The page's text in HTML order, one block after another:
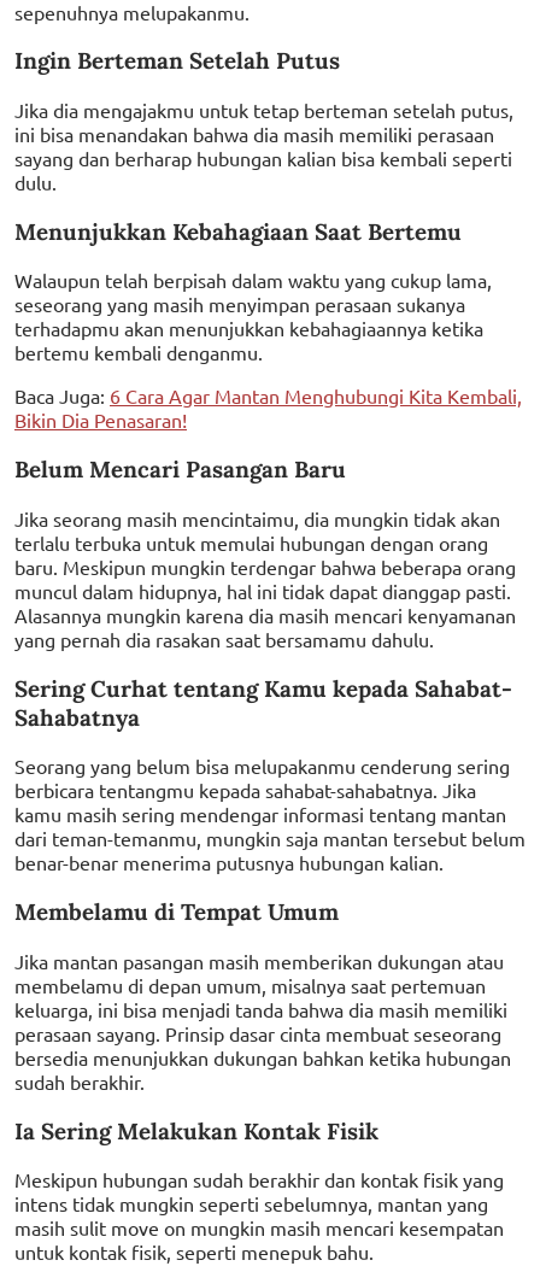
sepenuhnya melupakanmu.
Ingin Berteman Setelah Putus
Jika dia mengajakmu untuk tetap berteman setelah putus,
ini bisa menandakan bahwa dia masih memiliki perasaan
sayang dan berharap hubungan kalian bisa kembali seperti
dulu.
Menunjukkan Kebahagiaan Saat Bertemu
Walaupun telah berpisah dalam waktu yang cukup lama,
seseorang yang masih menyimpan perasaan sukanya
terhadapmu akan menunjukkan kebahagiaannya ketika
bertemu kembali denganmu.
Baca Juga: 6 Cara Agar Mantan Menghubungi Kita Kembali,
Bikin Dia Penasaran!
Belum Mencari Pasangan Baru
Jika seorang masih mencintaimu, dia mungkin tidak akan
terlalu terbuka untuk memulai hubungan dengan orang
baru. Meskipun mungkin terdengar bahwa beberapa orang
muncul dalam hidupnya, hal ini tidak dapat dianggap pasti.
Alasannya mungkin karena dia masih mencari kenyamanan
yang pernah dia rasakan saat bersamamu dahulu.
Sering Curhat tentang Kamu kepada Sahabat-
Sahabatnya
Seorang yang belum bisa melupakanmu cenderung sering
berbicara tentangmu kepada sahabat-sahabatnya. Jika
kamu masih sering mendengar informasi tentang mantan
dari teman-temanmu, mungkin saja mantan tersebut belum
benar-benar menerima putusnya hubungan kalian.
Membelamu di Tempat Umum
Jika mantan pasangan masih memberikan dukungan atau
membelamu di depan umum, misalnya saat pertemuan
keluarga, ini bisa menjadi tanda bahwa dia masih memiliki
perasaan sayang. Prinsip dasar cinta membuat seseorang
bersedia menunjukkan dukungan bahkan ketika hubungan
sudah berakhir.
Ia Sering Melakukan Kontak Fisik
Meskipun hubungan sudah berakhir dan kontak fisik yang
intens tidak mungkin seperti sebelumnya, mantan yang
masih sulit move on mungkin masih mencari kesempatan
untuk kontak fisik, seperti menepuk bahu.